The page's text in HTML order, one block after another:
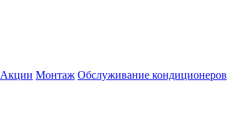
Акции Монтаж Обслуживание кондиционеров